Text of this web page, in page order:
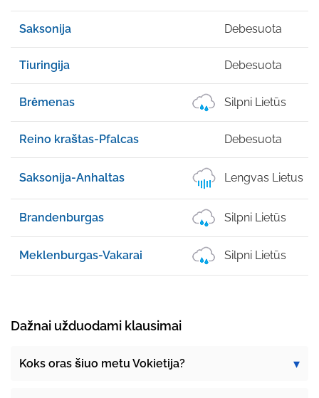
Saksonija Debesuota
Tiuringija Debesuota
Brėmenas Silpni Lietūs
Reino kraštas-Pfalcas Debesuota
Saksonija-Anhaltas Lengvas Lietus
Brandenburgas Silpni Lietūs
Meklenburgas-Vakarai Silpni Lietūs
Dažnai užduodami klausimai
Koks oras šiuo metu Vokietija?